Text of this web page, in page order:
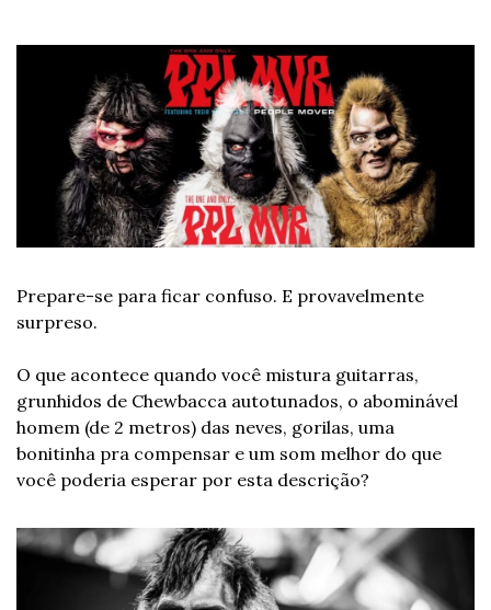
Prepare-se para ficar confuso. E provavelmente
surpreso.
O que acontece quando você mistura guitarras,
grunhidos de Chewbacca autotunados, o abominável
homem (de 2 metros) das neves, gorilas, uma
bonitinha pra compensar e um som melhor do que
você poderia esperar por esta descrição?